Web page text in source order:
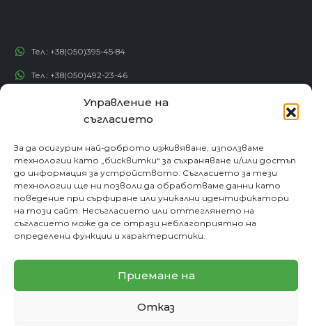
Управление на
съгласието
За да осигурим най-доброто изживяване, използваме
технологии като „бисквитки“ за съхраняване и/или достъп
до информация за устройството. Съгласието за тези
технологии ще ни позволи да обработваме данни като
поведение при сърфиране или уникални идентификатори
на този сайт. Несъгласието или оттеглянето на
съгласието може да се отрази неблагоприятно на
определени функции и характеристики.
Приемане на
Отказ
Тел.: +38(050)395-45-84
Тел.: +38(050)492-23-46
+38(050)192-82-82
contact@econadin.com
СОЦИАЛНИ МРЕЖИ
© copyright 2026. Всички права запазени